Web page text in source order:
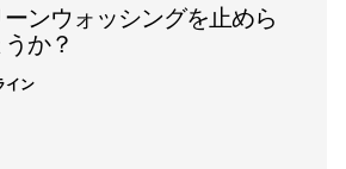
ンウォッシングを止めら
か？
イン